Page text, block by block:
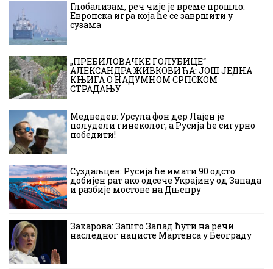
Глобализам, реч чије је време прошло:
Европска игра која ће се завршити у
сузама
„ПРЕБИЛОВАЧКЕ ГОЛУБИЦЕ“
АЛЕКСАНДРА ЖИВКОВИЋА: ЈОШ ЈЕДНА
КЊИГА О НАДУМНОМ СРПСКОМ
СТРАДАЊУ
Медведев: Урсула фон дер Лајен је
полудели гинеколог, а Русија ће сигурно
победити!
Суздаљцев: Русија ће имати 90 одсто
добијен рат ако одсече Украјину од Запада
и разбије мостове на Дњепру
Захарова: Зашто Запад ћути на речи
наследног нацисте Мартенса у Београду